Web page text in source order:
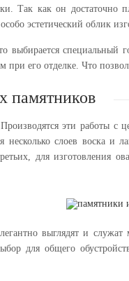
Так как он достаточно
эстетический облик
выбирается специальный
его отделке. Что
памятников
эти работы с
несколько слоев воска и
для изготовления
выглядят и
для общего